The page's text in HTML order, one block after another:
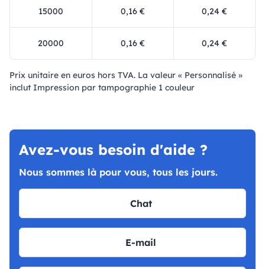
15000 0,16 € 0,24 €
20000 0,16 € 0,24 €
Prix ​​unitaire en euros hors TVA. La valeur « Personnalisé »
inclut Impression par tampographie 1 couleur
Avez-vous besoin d'aide ?
Nous sommes là pour vous, tous les jours.
Chat
E-mail